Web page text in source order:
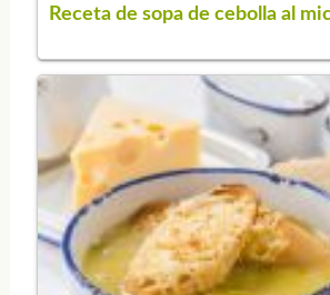
Receta de sopa de cebolla al